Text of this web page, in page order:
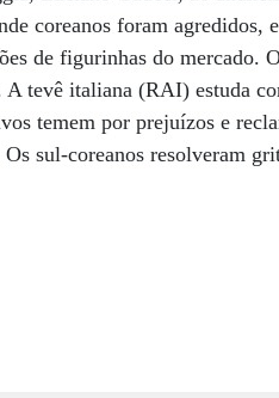
coreanos foram agredidos,
de figurinhas do mercado.
tevê italiana (RAI) estuda
temem por prejuízos e
sul-coreanos resolveram